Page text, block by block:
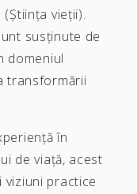
vieții).
susținute de
domeniul
transformării
în
de viață, acest
viziuni practice